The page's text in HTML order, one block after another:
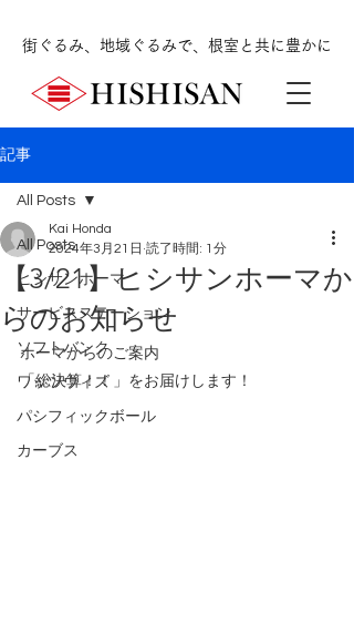
街ぐるみ、地域ぐるみで、根室と共に豊かに
記事
All Posts
ヒシサンホーマ
サービスステーション
ソフトバンク
ワッツウィズ
パシフィックボール
カーブス
All Posts
【3/21】ヒシサンホーマか
らのお知らせ
Kai Honda
2024年3月21日 読了時間: 1分
ホーマからのご案内
「総決算！！」をお届けします！